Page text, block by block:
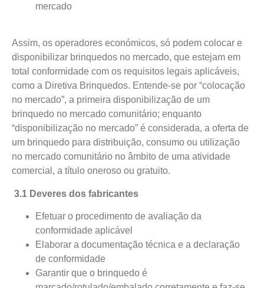
mercado
Assim, os operadores económicos, só podem colocar e
disponibilizar brinquedos no mercado, que estejam em
total conformidade com os requisitos legais aplicáveis,
como a Diretiva Brinquedos. Entende-se por “colocação
no mercado”, a primeira disponibilização de um
brinquedo no mercado comunitário; enquanto
“disponibilização no mercado” é considerada, a oferta de
um brinquedo para distribuição, consumo ou utilização
no mercado comunitário no âmbito de uma atividade
comercial, a título oneroso ou gratuito.
3.1 Deveres dos fabricantes
Efetuar o procedimento de avaliação da
conformidade aplicável
Elaborar a documentação técnica e a declaração
de conformidade
Garantir que o brinquedo é